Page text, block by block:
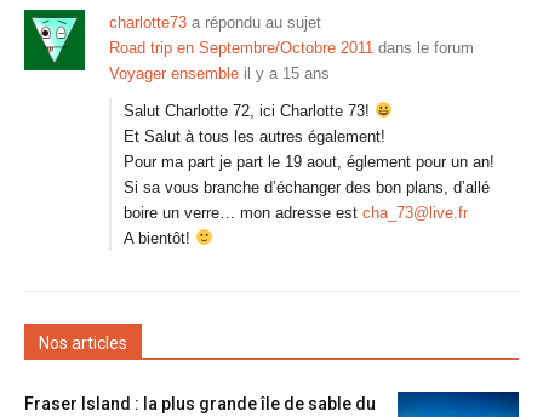
charlotte73 a répondu au sujet
Road trip en Septembre/Octobre 2011 dans le forum
Voyager ensemble il y a 15 ans
Salut Charlotte 72, ici Charlotte 73!
Et Salut à tous les autres également!
Pour ma part je part le 19 aout, églement pour un an!
Si sa vous branche d’échanger des bon plans, d’allé
boire un verre… mon adresse est cha_73@live.fr
A bientôt!
Nos articles
Fraser Island : la plus grande île de sable du